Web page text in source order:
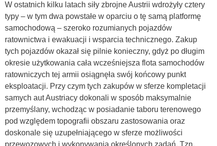
W ostatnich kilku latach siły zbrojne Austrii wdrożyły cztery
typy – w tym dwa powstałe w oparciu o tę samą platformę
samochodową – szeroko rozumianych pojazdów
ratownictwa i ewakuacji i wsparcia technicznego. Zakup
tych pojazdów okazał się pilnie konieczny, gdyż po długim
okresie użytkowania cała wcześniejsza flota samochodów
ratowniczych tej armii osiągnęła swój końcowy punkt
eksploatacji. Przy czym tych zakupów w sferze kompletacji
samych aut Austriacy dokonali w sposób maksymalnie
przemyślany, wchodząc w posiadanie taboru terenowego
pod względem topografii obszaru zastosowania oraz
doskonale się uzupełniającego w sferze możliwości
przewozowych i wykonywania określonych zadań. Tzn.